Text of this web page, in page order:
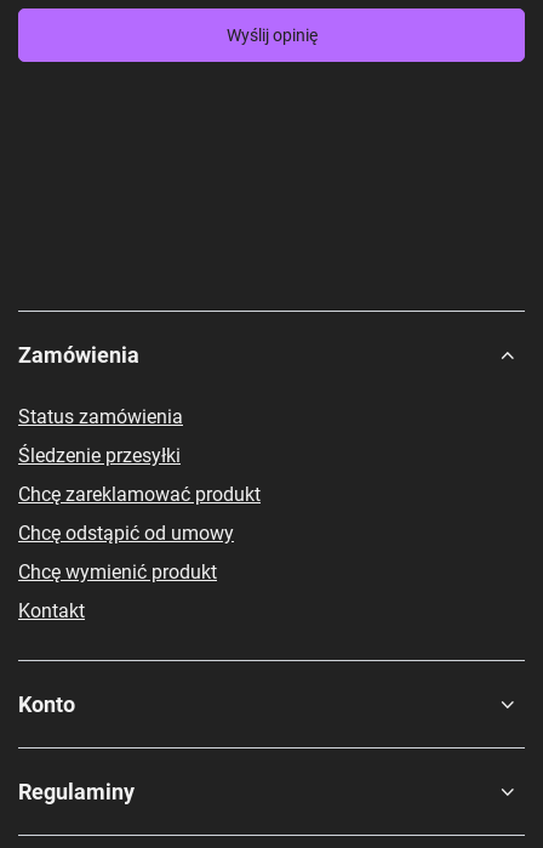
Wyślij opinię
Zamówienia
Status zamówienia
Śledzenie przesyłki
Chcę zareklamować produkt
Chcę odstąpić od umowy
Chcę wymienić produkt
Kontakt
Konto
Regulaminy